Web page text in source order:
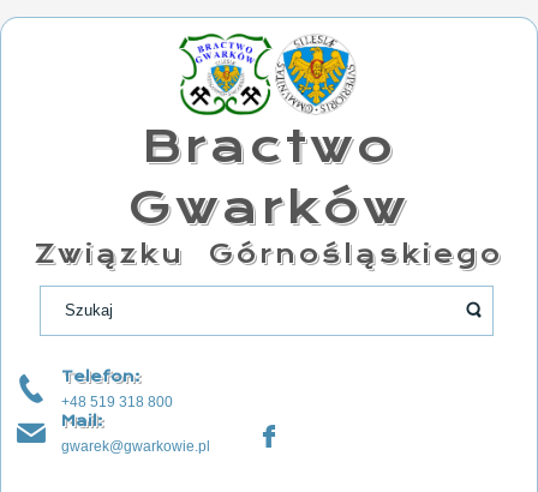
Bractwo
Gwarków
Związku Górnośląskiego
Telefon:
+48 519 318 800
Mail:
gwarek@gwarkowie.pl